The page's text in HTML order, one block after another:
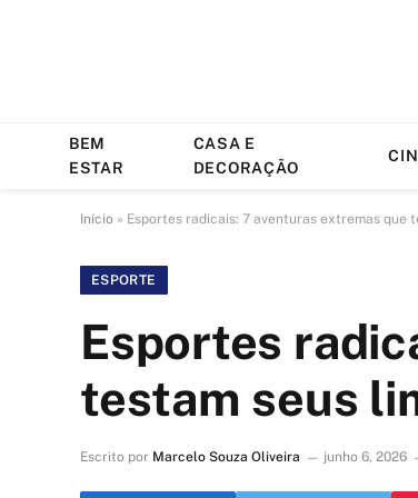
BEM
ESTAR
CASA E
DECORAÇÃO
Início » Esportes radicais: 7 aventuras extremas que
ESPORTE
Esportes
testam seus
Escrito por Marcelo Souza Oliveira junho 6, 2026